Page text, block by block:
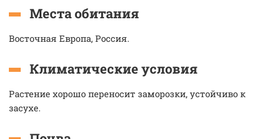
Места обитания
Восточная Европа, Россия.
Климатические условия
Растение хорошо переносит заморозки, устойчиво к
засухе.